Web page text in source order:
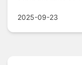
2025-09-23